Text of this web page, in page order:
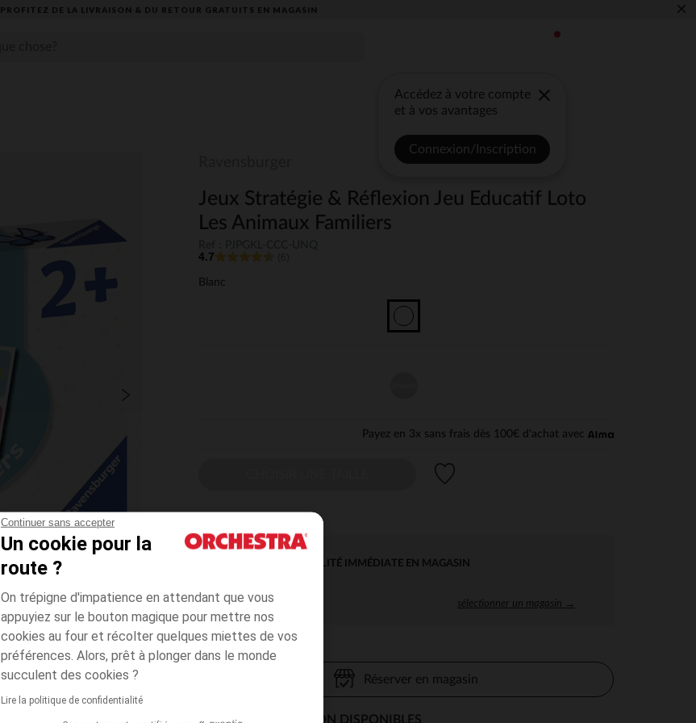
Continuer sans accepter
Un cookie pour la
route ?
On trépigne d'impatience en attendant que vous
appuyiez sur le bouton magique pour mettre nos
cookies au four et récolter quelques miettes de vos
préférences. Alors, prêt à plonger dans le monde
succulent des cookies ?
Lire la politique de confidentialité
PROFITEZ DE LA LIVRAISON & DU RETOUR GRATUITS EN MAGASIN​ ×
Accédez à votre compte
et à vos avantages
Connexion/Inscription
Jeux Stratégie & Réflexion Jeu Educatif Loto
Les Animaux Familiers
4.7
Blanc
Payez en 3x sans frais dès 100€ d'achat avec
DISPONIBILITÉ IMMÉDIATE EN MAGASIN
sélectionner un magasin →
Réserver en magasin
MODES DE LIVRAISON DISPONIBLES